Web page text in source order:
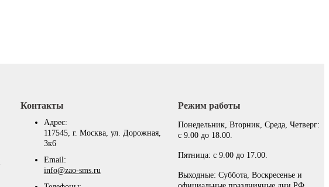
Контакты
Адрес:
117545, г. Москва, ул. Дорожная,
3к6
Email:
info@zao-sms.ru
Режим работы
Понедельник, Вторник, Среда, Четверг:
с 9.00 до 18.00.
Пятница: с 9.00 до 17.00.
Выходные: Суббота, Воскресенье и